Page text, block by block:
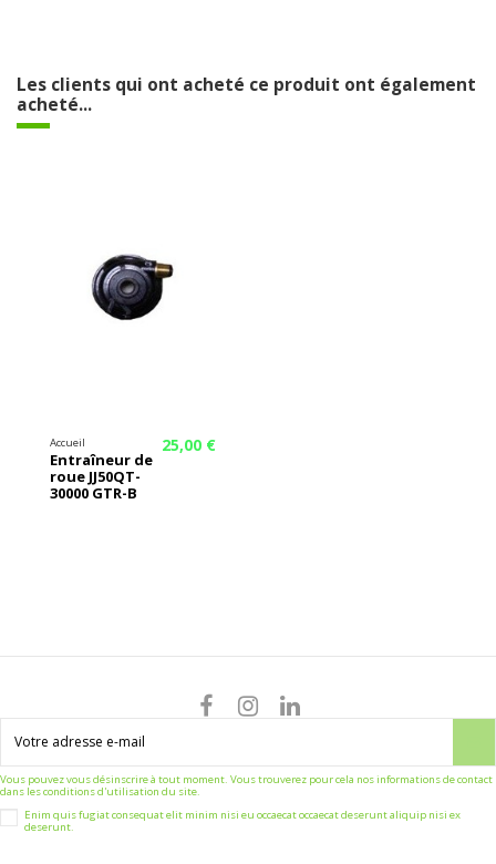
Les clients qui ont acheté ce produit ont également
acheté...
Accueil
Entraîneur de
roue JJ50QT-
30000 GTR-B
25,00 €
Vous pouvez vous désinscrire à tout moment. Vous trouverez pour cela nos informations de contact
dans les conditions d'utilisation du site.
Enim quis fugiat consequat elit minim nisi eu occaecat occaecat deserunt aliquip nisi ex
deserunt.